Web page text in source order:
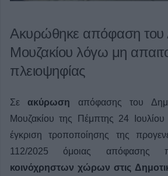
Ακυρώθηκε απόφαση του
Μουζακίου λόγω μη
πλειοψηφίας
Σε ακύρωση απόφασης του
Μουζακίου της Πέμπτης 24
έγκριση τροποποίησης της
112/2025 όμοιας απόφασης
κοινόχρηστων χώρων στις